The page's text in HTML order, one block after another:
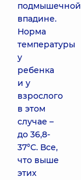
подмышечной
впадине.
Норма
температуры
у
ребенка
и у
взрослого
в этом
случае –
до 36,8-
37°С. Все,
что выше
этих